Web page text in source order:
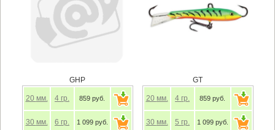
GHP
20 мм. 4 гр. 859 руб.
30 мм. 6 гр. 1 099 руб.
GT
20 мм. 4 гр. 859 руб.
30 мм. 5 гр. 1 099 руб.